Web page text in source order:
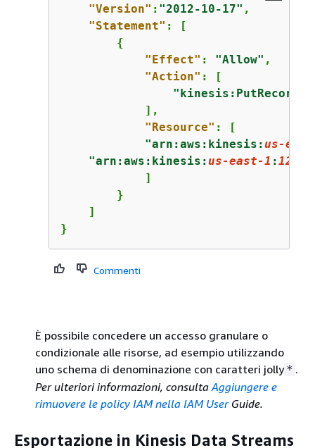
"Version" : "2012-10-17" ,
"Statement" : [
{
"Effect" : "Allow" ,
"Action" : [
"kinesis:PutRecords"
            ],
"Resource" : [
"arn:aws:kinesis:us-
"arn:aws:kinesis:us-east-1 :
            ]
        }
    ]
}
Commenti
È possibile concedere un accesso granulare o
condizionale alle risorse, ad esempio utilizzando
uno schema di denominazione con caratteri jolly * .
Per ulteriori informazioni, consulta Aggiungere e
rimuovere le policy IAM nella IAM UserGuide.
Esportazione in Kinesis Data Streams